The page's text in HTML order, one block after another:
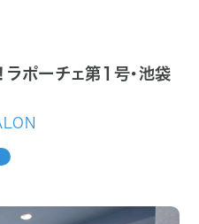
ポーチェ第1号・池袋